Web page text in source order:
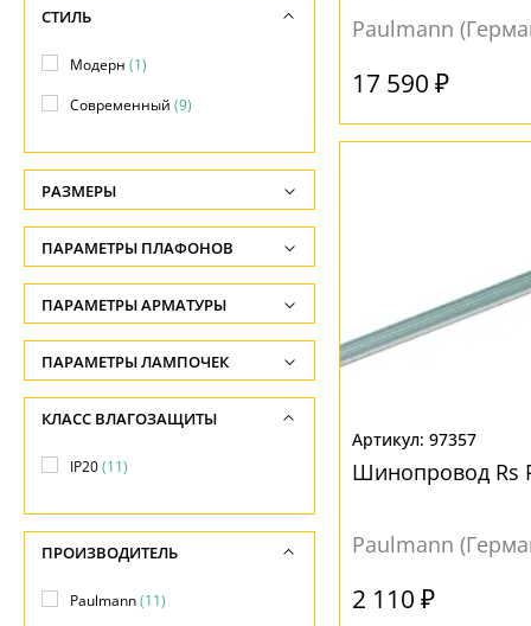
Paulmann
17 590 ₽
97357
Шинопровод Rs
Paulmann
2 110 ₽
СТИЛЬ
Модерн (1)
Современный (9)
РАЗМЕРЫ
Высота, см
-
Ширина, см
-
Диаметр, см
-
Длина, см
ПАРАМЕТРЫ ПЛАФОНОВ
ФОРМА ПЛАФОНА
Декоративный(2)
Куб(1)
Сфера(1)
ПАРАМЕТРЫ АРМАТУРЫ
ЦВЕТ АРМАТУРЫ
Белый(1)
МАТЕРИАЛ
Металл(11)
ПАРАМЕТРЫ ЛАМПОЧЕК
Количество ламп
-
Общая мощность ламп
-
Напряжение
КЛАСС ВЛАГОЗАЩИТЫ
IP20(11)
ПРОИЗВОДИТЕЛЬ
Paulmann(11)